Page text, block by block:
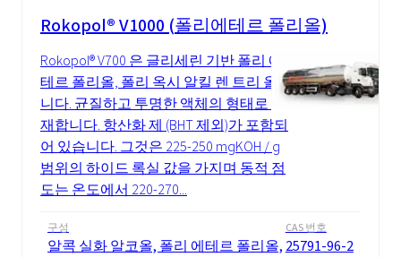
Rokopol® V1000 (폴리에테르 폴리올)
Rokopol® V700 은 글리세린 기반 폴리 에
테르 폴리올, 폴리 옥시 알킬 렌 트리 올입
니다. 균질하고 투명한 액체의 형태로 존
재합니다. 항산화 제 (BHT 제외)가 포함되
어 있습니다. 그것은 225-250 mgKOH / g
범위의 하이드 록실 값을 가지며 동적 점
도는 온도에서 220-270...
구성
알콕 실화 알코올, 폴리 에테르 폴리올,
CAS 번호
25791-96-2